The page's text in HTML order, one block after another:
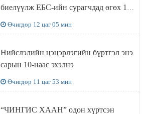
биелүүлж ЕБС-ийн сурагчдад өгөх 10.
Өчигдөр 12 цаг 05 мин
Нийслэлийн цэцэрлэгийн бүртгэл энэ
сарын 10-наас эхэлнэ
Өчигдөр 11 цаг 53 мин
“ЧИНГИС ХААН” одон хүртсэн